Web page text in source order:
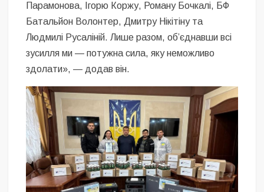
Парамонова, Ігорю Коржу, Роману Бочкалі, БФ
Батальйон Волонтер, Дмитру Нікітіну та
Людмилі Русаліній. Лише разом, обʼєднавши всі
зусилля ми — потужна сила, яку неможливо
здолати», — додав він.